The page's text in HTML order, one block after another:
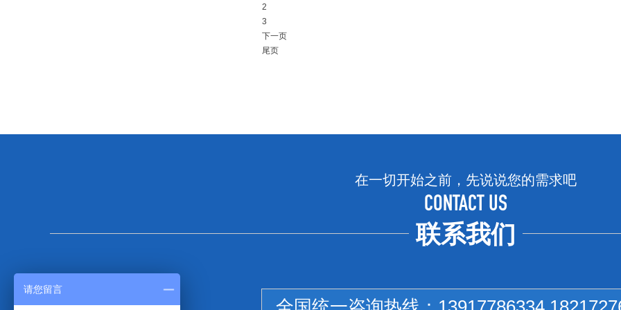
2
3
下一页
尾页
在一切开始之前，先说说您的需求吧
CONTACT US
联系我们
请您留言